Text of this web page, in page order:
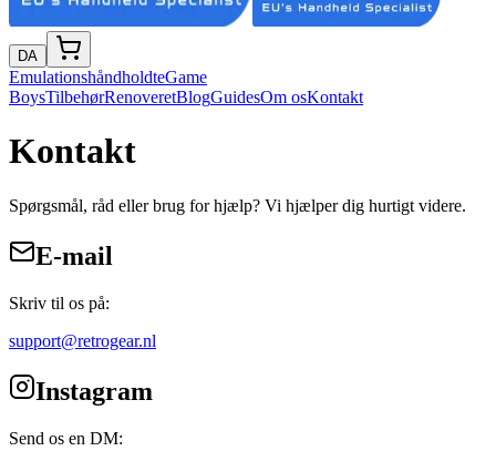
DA
EmulationshåndholdteGame
BoysTilbehørRenoveretBlogGuidesOm osKontakt
Kontakt
Spørgsmål, råd eller brug for hjælp? Vi hjælper dig hurtigt videre.
E-mail
Skriv til os på:
support@retrogear.nl
Instagram
Send os en DM: